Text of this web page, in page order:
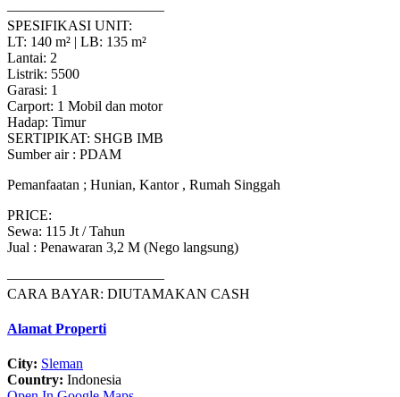
———————————
SPESIFIKASI UNIT:
LT: 140 m² | LB: 135 m²
Lantai: 2
Listrik: 5500
Garasi: 1
Carport: 1 Mobil dan motor
Hadap: Timur
SERTIPIKAT: SHGB IMB
Sumber air : PDAM
Pemanfaatan ; Hunian, Kantor , Rumah Singgah
PRICE:
Sewa: 115 Jt / Tahun
Jual : Penawaran 3,2 M (Nego langsung)
———————————
CARA BAYAR: DIUTAMAKAN CASH
Alamat Properti
City: Sleman
Country: Indonesia